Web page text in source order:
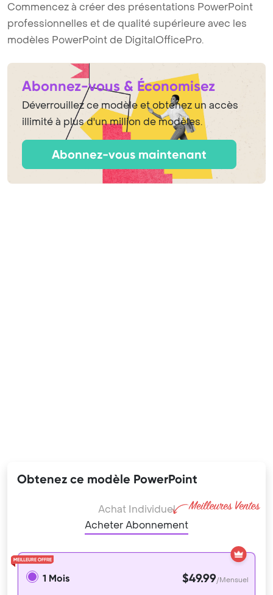
Commencez à créer des présentations PowerPoint
professionnelles et de qualité supérieure avec les
modèles PowerPoint de DigitalOfficePro.
Abonnez-vous & Économisez
Déverrouillez ce modèle et obtenez un accès
illimité à plus d'un million de modèles.
Abonnez-vous maintenant
Obtenez ce modèle PowerPoint
Achat Individuel
Acheter Abonnement
1 Mois $49.99/Mensuel